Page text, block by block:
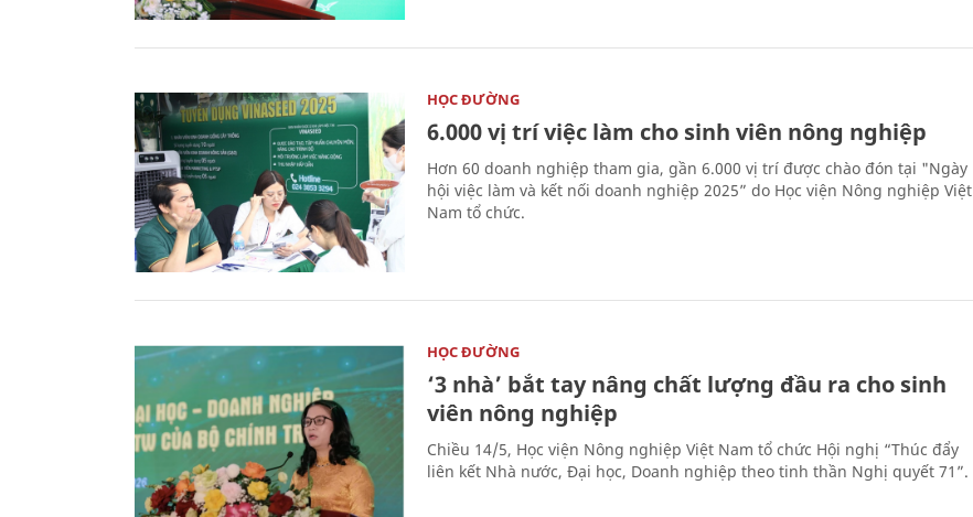
HỌC ĐƯỜNG
6.000 vị trí việc làm cho sinh viên nông nghiệp
Hơn 60 doanh nghiệp tham gia, gần 6.000 vị trí được chào đón tại "Ngày
hội việc làm và kết nối doanh nghiệp 2025” do Học viện Nông nghiệp Việt
Nam tổ chức.
HỌC ĐƯỜNG
‘3 nhà’ bắt tay nâng chất lượng đầu ra cho sinh
viên nông nghiệp
Chiều 14/5, Học viện Nông nghiệp Việt Nam tổ chức Hội nghị “Thúc đẩy
liên kết Nhà nước, Đại học, Doanh nghiệp theo tinh thần Nghị quyết 71”.